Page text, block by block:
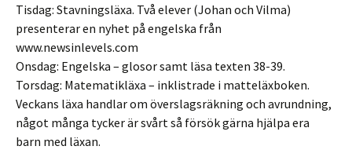
Tisdag: Stavningsläxa. Två elever (Johan och Vilma)
presenterar en nyhet på engelska från
www.newsinlevels.com
Onsdag: Engelska – glosor samt läsa texten 38-39.
Torsdag: Matematikläxa – inklistrade i matteläxboken.
Veckans läxa handlar om överslagsräkning och avrundning,
något många tycker är svårt så försök gärna hjälpa era
barn med läxan.